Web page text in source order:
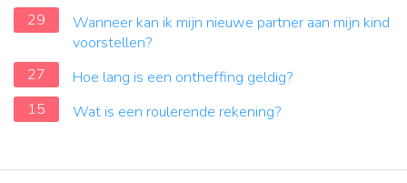
29
Wanneer kan ik mijn nieuwe partner aan mijn kind
voorstellen?
27
Hoe lang is een ontheffing geldig?
15
Wat is een roulerende rekening?